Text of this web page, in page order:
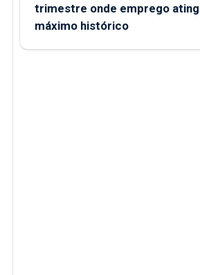
trimestre onde emprego
máximo histórico